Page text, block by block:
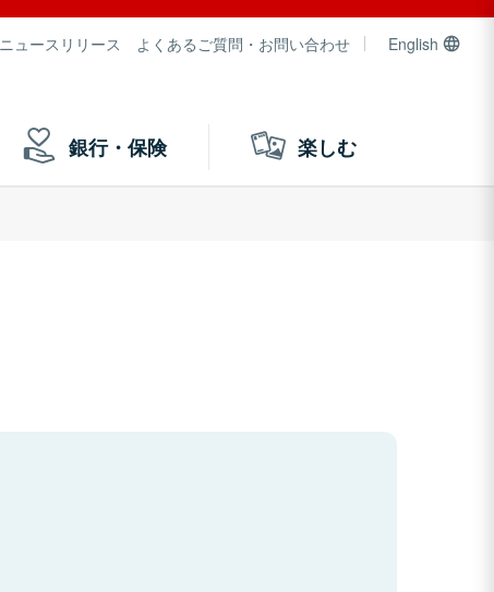
ニュースリリース よくあるご質問・お問い合わせ English
銀行・保険 楽しむ